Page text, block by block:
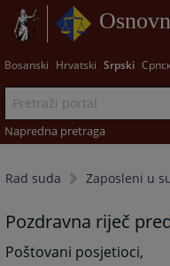
Bosanski Hrvatski Srpski
Napredna pretraga
Rad suda Zaposleni u
Pozdravna riječ
Poštovani posjetioci,